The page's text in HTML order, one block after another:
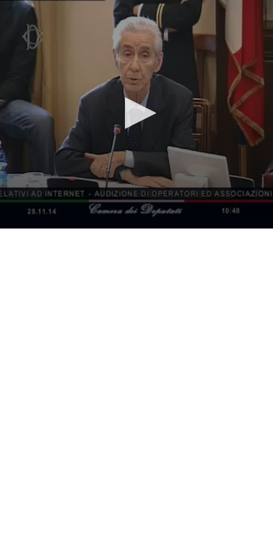
Vai al contenuto principale
WebTV Camera dei Deputati
Fine contenuto
Vai al contenuto principale Vai al menu di navigazione